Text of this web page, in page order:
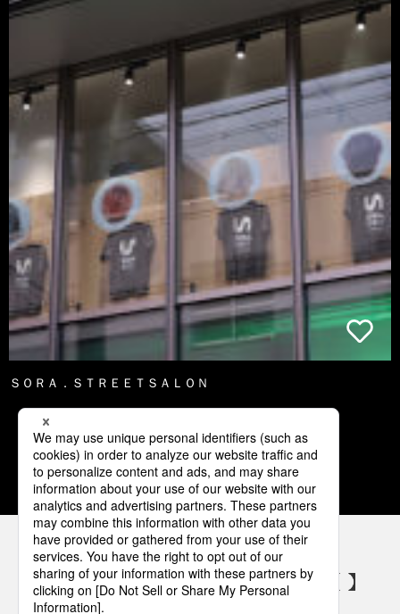
ＳＯＲＡ．ＳＴＲＥＥＴＳＡＬＯＮ
2 3 4 5 6
パナソニックの電気設備 SNSアカウント